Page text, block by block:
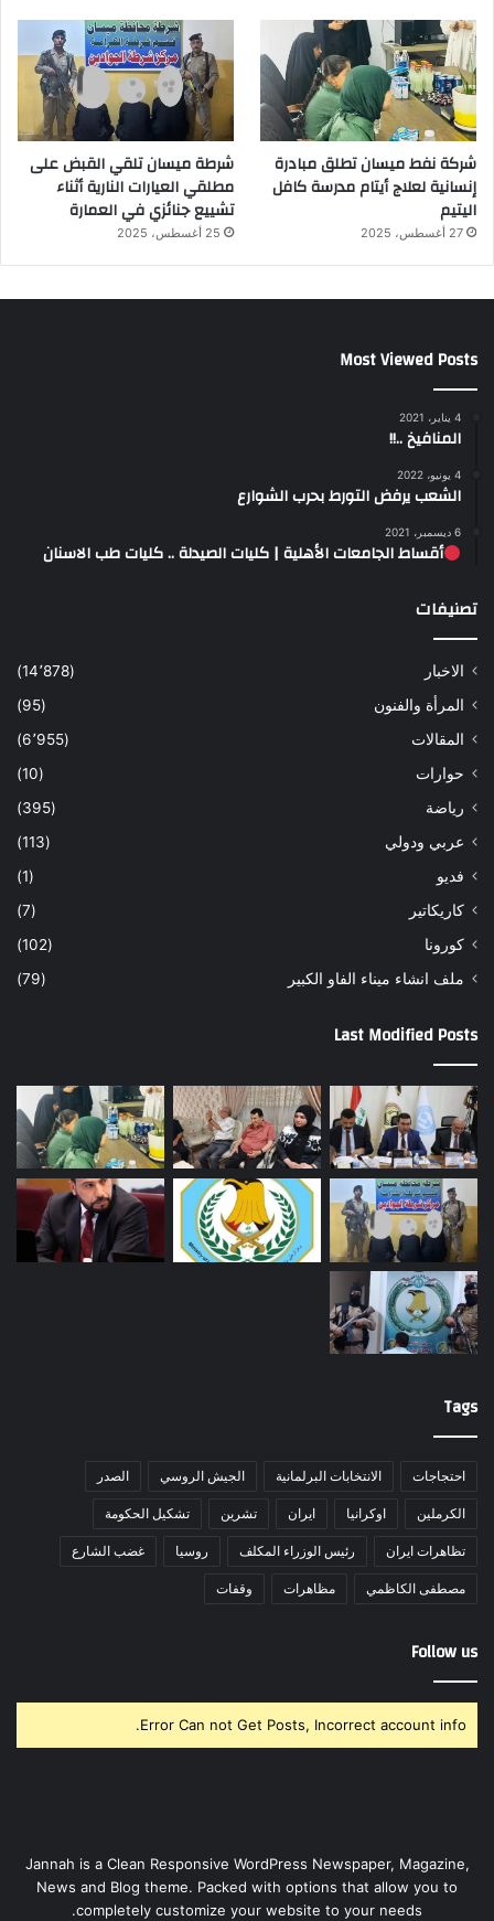
شركة نفط ميسان تطلق مبادرة
إنسانية لعلاج أيتام مدرسة كافل
اليتيم
27 أغسطس، 2025
شرطة ميسان تلقي القبض على
مطلقي العيارات النارية أثناء
تشييع جنائزي في العمارة
25 أغسطس، 2025
Most Viewed Posts
4 يناير، 2021
المنافيخ ..!!
4 يونيو، 2022
الشعب يرفض التورط بحرب الشوارع
6 ديسمبر، 2021
أقساط الجامعات الأهلية | كليات الصيدلة .. كليات طب الاسنان
تصنيفات
الاخبار
(14٬878)
المرأة والفنون
(95)
المقالات
(6٬955)
حوارات
(10)
رياضة
(395)
عربي ودولي
(113)
فديو
(1)
كاريكاتير
(7)
كورونا
(102)
ملف انشاء ميناء الفاو الكبير
(79)
Last Modified Posts
Tags
احتجاجات الانتخابات البرلمانية الجيش الروسي الصدر
الكرملين اوكرانيا ايران تشرين تشكيل الحكومة
تظاهرات ايران رئيس الوزراء المكلف روسيا غضب الشارع
مصطفى الكاظمي مظاهرات وقفات
Follow us
Error Can not Get Posts, Incorrect account info.
Jannah is a Clean Responsive WordPress Newspaper, Magazine,
News and Blog theme. Packed with options that allow you to
completely customize your website to your needs.